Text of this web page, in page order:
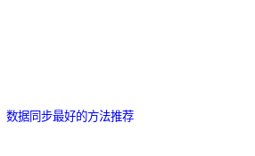
数据同步最好的方法推荐